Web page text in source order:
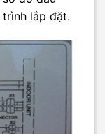
lắp đặt.